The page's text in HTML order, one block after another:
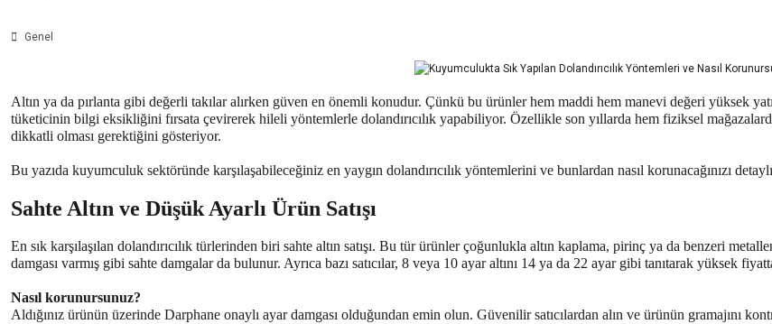
Genel
Altın ya da pırlanta gibi değerli takılar alırken güven en önemli konudur. Çünkü bu ürünler hem maddi hem manevi değeri yüksek
tüketicinin bilgi eksikliğini fırsata çevirerek hileli yöntemlerle dolandırıcılık yapabiliyor. Özellikle son yıllarda hem fiziksel
dikkatli olması gerektiğini gösteriyor.
Bu yazıda kuyumculuk sektöründe karşılaşabileceğiniz en yaygın dolandırıcılık yöntemlerini ve bunlardan nasıl korunacağınızı
Sahte Altın ve Düşük Ayarlı Ürün Satışı
En sık karşılaşılan dolandırıcılık türlerinden biri sahte altın satışı. Bu tür ürünler çoğunlukla altın kaplama, pirinç ya da benzeri
damgası varmış gibi sahte damgalar da bulunur. Ayrıca bazı satıcılar, 8 veya 10 ayar altını 14 ya da 22 ayar gibi tanıtarak yüksek
Nasıl korunursunuz?
Aldığınız ürünün üzerinde Darphane onaylı ayar damgası olduğundan emin olun. Güvenilir satıcılardan alın ve ürünün gramajını